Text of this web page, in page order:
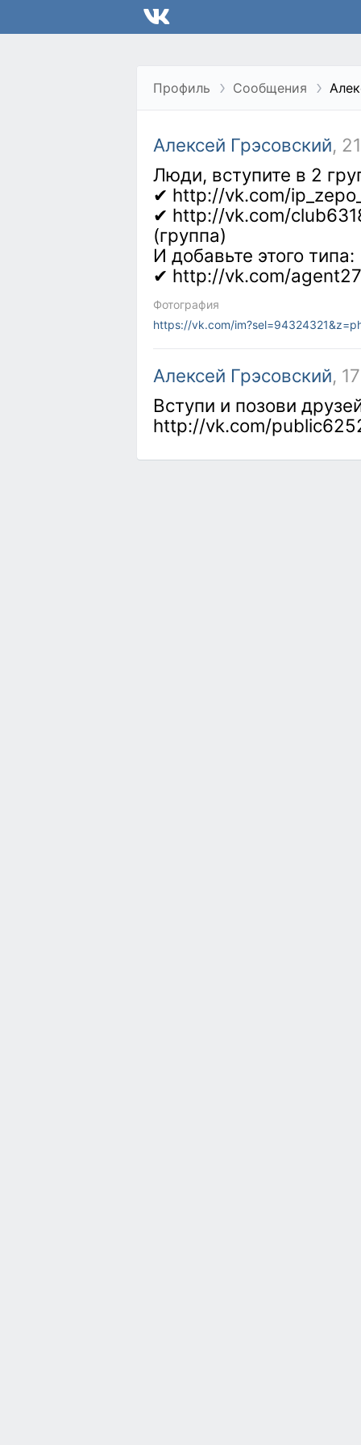
Профиль Сообщения
Алексей Грэсовский,
Люди, вступите в 2
✔ http://vk.com/
✔ http://vk.com/
(группа)
И добавьте этого типа:
✔ http://vk.com/
Фотография
https://vk.com/
Алексей Грэсовский,
Вступи и позови
http://vk.com/